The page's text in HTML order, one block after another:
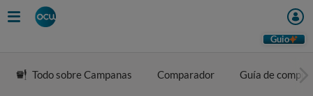
Guio
Todo sobre Campanas Comparador Guía de compra